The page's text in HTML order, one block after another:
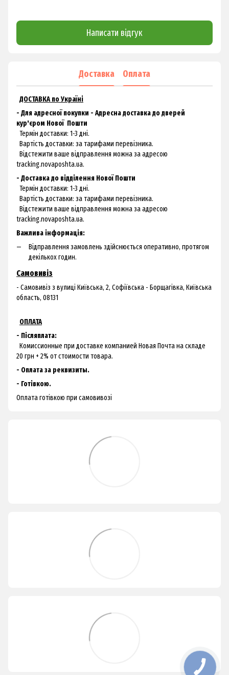
Написати відгук
Доставка Оплата
ДОСТАВКА по Україні
- Для адресної покупки - Адресна доставка до дверей
кур'єром Нової Пошти
Термін доставки: 1-3 дні.
Вартість доставки: за тарифами перевізника.
Відстежити ваше відправлення можна за адресою
tracking.novaposhta.ua.
- Доставка до відділення Нової Пошти
Термін доставки: 1-3 дні.
Вартість доставки: за тарифами перевізника.
Відстежити ваше відправлення можна за адресою
tracking.novaposhta.ua.
Важлива інформація:
Відправлення замовлень здійснюється оперативно, протягом
декількох годин.
Самовивіз
- Самовивіз з вулиці Київська, 2, Софіївська - Борщагівка, Київська
область, 08131
ОПЛАТА
- Післяплата:
Комиссионные при доставке компанией Новая Почта на складе
20 грн + 2% от стоимости товара.
- Оплата за реквизиты.
- Готівкою.
Оплата готівкою при самовивозі